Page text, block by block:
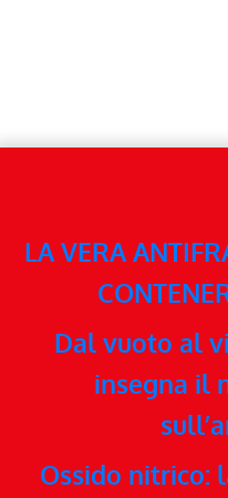
LA VERA
Dal vuoto al
insegna il
Ossido nitrico: